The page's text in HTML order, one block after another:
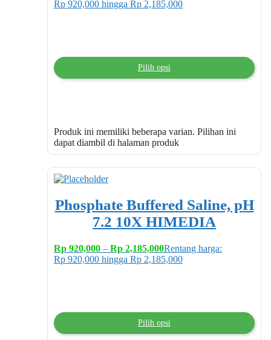
Rp 920,000 hingga Rp 2,185,000
Pilih opsi
Produk ini memiliki beberapa varian. Pilihan ini
dapat diambil di halaman produk
Phosphate Buffered Saline, pH
7.2 10X HIMEDIA
Rp 920,000 – Rp 2,185,000Rentang harga:
Rp 920,000 hingga Rp 2,185,000
Pilih opsi